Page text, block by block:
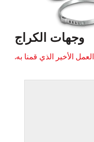
وجهات الكراج
العمل الأخير الذي قمنا به.